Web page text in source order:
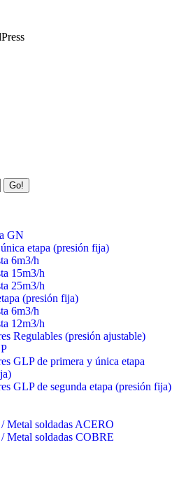
GN
etapa (presión fija)
6m3/h
15m3/h
25m3/h
(presión fija)
6m3/h
12m3/h
Regulables (presión ajustable)
GLP de primera y única etapa
GLP de segunda etapa (presión fija)
Metal soldadas ACERO
Metal soldadas COBRE